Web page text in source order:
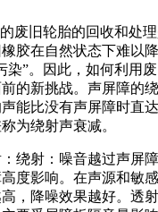
废旧轮胎的回收和处
胶在自然状态下难以
染”。因此，如何利用
的新挑战。声屏障的
能比没有声屏障时直
为绕射声衰减。
绕射：噪音越过声屏
度影响。在声源和敏
，降噪效果越好。透